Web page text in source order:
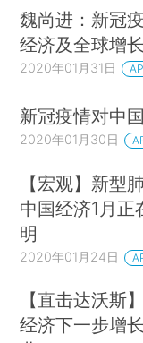
魏尚进：新冠
经济及全球增
2020年01月31日
新冠疫情对中
2020年01月30日
【宏观】新型
中国经济1月正
明
2020年01月24日
【直击达沃斯
经济下一步增